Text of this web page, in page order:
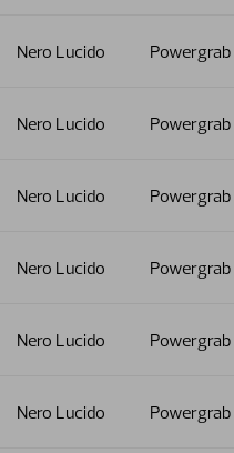
Nero Lucido Powergrab
Nero Lucido Powergrab
Nero Lucido Powergrab
Nero Lucido Powergrab
Nero Lucido Powergrab
Nero Lucido Powergrab